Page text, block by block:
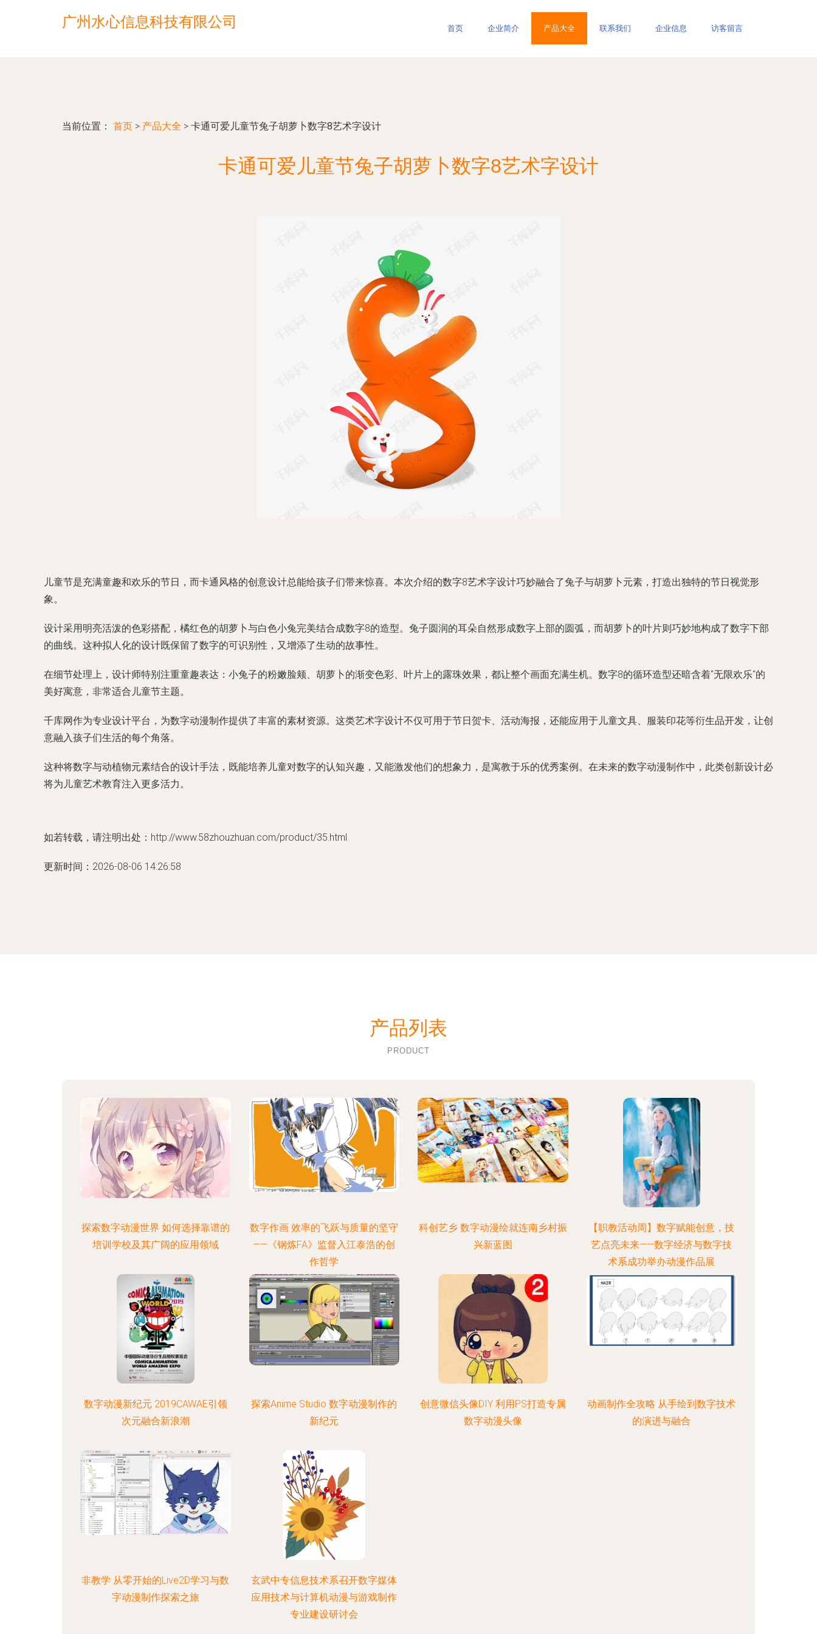
广州水心信息科技有限公司 首页 企业简介 产品大全 联系我们 企业信息 访客留言
当前位置： 首页 > 产品大全 > 卡通可爱儿童节兔子胡萝卜数字8艺术字设计
卡通可爱儿童节兔子胡萝卜数字8艺术字设计
儿童节是充满童趣和欢乐的节日，而卡通风格的创意设计总能给孩子们带来惊喜。本次介绍的数字8艺术字设计巧妙融合了兔子与胡萝卜元素，打造出独特的节日视觉形
象。
设计采用明亮活泼的色彩搭配，橘红色的胡萝卜与白色小兔完美结合成数字8的造型。兔子圆润的耳朵自然形成数字上部的圆弧，而胡萝卜的叶片则巧妙地构成了数字下部
的曲线。这种拟人化的设计既保留了数字的可识别性，又增添了生动的故事性。
在细节处理上，设计师特别注重童趣表达：小兔子的粉嫩脸颊、胡萝卜的渐变色彩、叶片上的露珠效果，都让整个画面充满生机。数字8的循环造型还暗含着"无限欢乐"的
美好寓意，非常适合儿童节主题。
千库网作为专业设计平台，为数字动漫制作提供了丰富的素材资源。这类艺术字设计不仅可用于节日贺卡、活动海报，还能应用于儿童文具、服装印花等衍生品开发，让创
意融入孩子们生活的每个角落。
这种将数字与动植物元素结合的设计手法，既能培养儿童对数字的认知兴趣，又能激发他们的想象力，是寓教于乐的优秀案例。在未来的数字动漫制作中，此类创新设计必
将为儿童艺术教育注入更多活力。
如若转载，请注明出处：http://www.58zhouzhuan.com/product/35.html
更新时间：2026-08-06 14:26:58
产品列表
PRODUCT
探索数字动漫世界 如何选择靠谱的
培训学校及其广阔的应用领域
数字作画 效率的飞跃与质量的坚守
——《钢炼FA》监督入江泰浩的创
作哲学
科创艺乡 数字动漫绘就连南乡村振
兴新蓝图
【职教活动周】数字赋能创意，技
艺点亮未来——数字经济与数字技
术系成功举办动漫作品展
数字动漫新纪元 2019CAWAE引领
次元融合新浪潮
探索Anime Studio 数字动漫制作的
新纪元
创意微信头像DIY 利用PS打造专属
数字动漫头像
动画制作全攻略 从手绘到数字技术
的演进与融合
非教学 从零开始的Live2D学习与数
字动漫制作探索之旅
玄武中专信息技术系召开数字媒体
应用技术与计算机动漫与游戏制作
专业建设研讨会